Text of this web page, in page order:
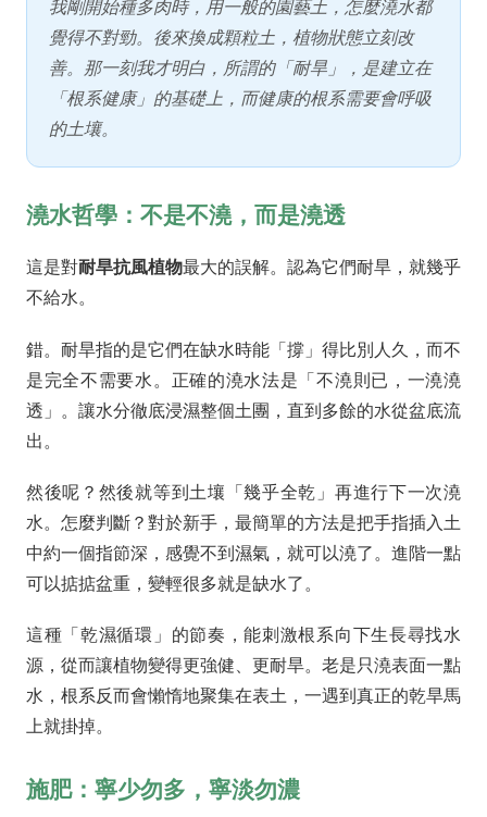
我剛開始種多肉時，用一般的園藝土，怎麼澆水都
覺得不對勁。後來換成顆粒土，植物狀態立刻改
善。那一刻我才明白，所謂的「耐旱」，是建立在
「根系健康」的基礎上，而健康的根系需要會呼吸
的土壤。
澆水哲學：不是不澆，而是澆透
這是對耐旱抗風植物最大的誤解。認為它們耐旱，就幾乎
不給水。
錯。耐旱指的是它們在缺水時能「撐」得比別人久，而不
是完全不需要水。正確的澆水法是「不澆則已，一澆澆
透」。讓水分徹底浸濕整個土團，直到多餘的水從盆底流
出。
然後呢？然後就等到土壤「幾乎全乾」再進行下一次澆
水。怎麼判斷？對於新手，最簡單的方法是把手指插入土
中約一個指節深，感覺不到濕氣，就可以澆了。進階一點
可以掂掂盆重，變輕很多就是缺水了。
這種「乾濕循環」的節奏，能刺激根系向下生長尋找水
源，從而讓植物變得更強健、更耐旱。老是只澆表面一點
水，根系反而會懶惰地聚集在表土，一遇到真正的乾旱馬
上就掛掉。
施肥：寧少勿多，寧淡勿濃